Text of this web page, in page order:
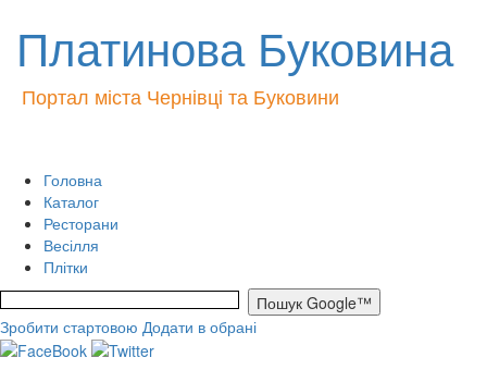
Платинова Буковина
Портал міста Чернівці та Буковини
Головна
Каталог
Ресторани
Весілля
Плітки
Зробити стартовою Додати в обрані